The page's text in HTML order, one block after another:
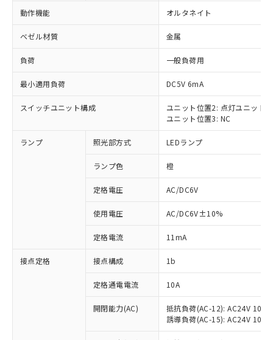
動作機能 オルタネイト
ベゼル材質 金属
負荷 一般負荷用
最小適用負荷 DC5V 6mA
スイッチユニット構成
ユニット位置2: 点灯ユニット
ユニット位置3: NC
ランプ 照光部方式 LEDランプ
ランプ色 橙
定格電圧 AC/DC6V
使用電圧 AC/DC6V±10%
定格電流 11mA
接点定格 接点構成 1b
定格通電電流 10A
開閉能力(AC)
抵抗負荷(AC-12): AC24V 10A/
誘導負荷(AC-15): AC24V
以下の条件をお読みいただき、同意のうえ
本サービスは、当社制御機器事業取扱
商品の当社在庫状況および標準価格
(税抜)を提供させていただくもので
当社制御機器事業取扱商品の中には、
本サービスの対象外となる商品もある
非含有に対応した製品が提供可能な商品で
対応予定：EU RoHS指令（10物質）の非含
有に対応した製品に切り替える予定のある
対応予定なし：EU RoHS指令（10物質）の
非含有に非対応の商品で、対応品を出す予
調査・確認中：EU RoHS指令（10物質）の
非含有の対応状況を調査中または確認中の
非該当品：ライセンス料など無形物で、有
害物質有無と関係のない商品です。
仕入先様の事情により、非含有部品として
「○」：最大均質材料含有率が中国RoHSの
基準値以下であることを示します。
「×」：最大均質材料含有率が中国RoHSの